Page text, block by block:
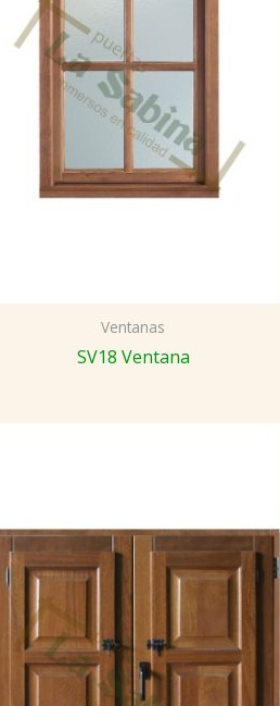
Ventanas
SV18 Ventana